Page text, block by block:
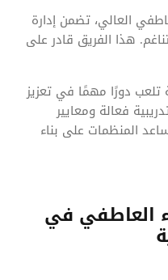
العالي، تضمن إدارة
هذا الفريق قادر على
تلعب دورًا مهمًا في تعزيز
فعالة ومعايير
المنظمات على بناء
العاطفي في